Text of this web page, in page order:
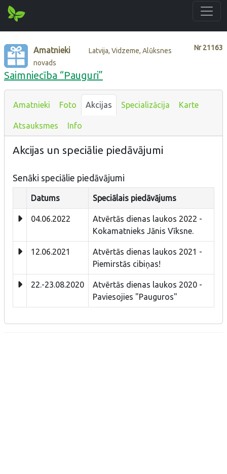
Nr21163
Amatnieki
Latvija, Vidzeme, Alūksnes
novads
Saimniecība “Pauguri”
Amatnieki Foto Akcijas Specializācija Karte
Atsauksmes Info
Akcijas un speciālie piedāvājumi
Senāki speciālie piedāvājumi
Datums Speciālais piedāvājums
04.06.2022
Atvērtās dienas laukos 2022 -
Kokamatnieks Jānis Vīksne.
12.06.2021
Atvērtās dienas laukos 2021 -
Piemirstās cibiņas!
22.-23.08.2020
Atvērtās dienas laukos 2020 -
Paviesojies "Pauguros"